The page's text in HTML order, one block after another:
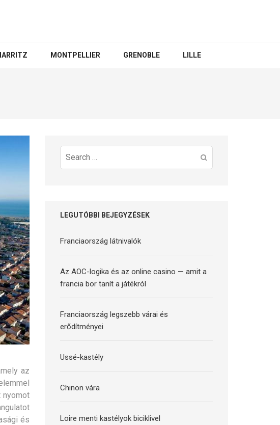
MONTPELLIER GRENOBLE LILLE
az
nyomot
és
Search
for:
LEGUTÓBBI BEJEGYZÉSEK
Franciaország látnivalók
Az AOC-logika és az online casino — amit a
francia bor tanít a játékról
Franciaország legszebb várai és
erődítményei
Ussé-kastély
Chinon vára
Loire menti kastélyok biciklivel